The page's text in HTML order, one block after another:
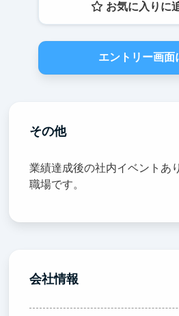
お気に入りに
エントリー画面
その他
業績達成後の社内イベントあ
職場です。
会社情報